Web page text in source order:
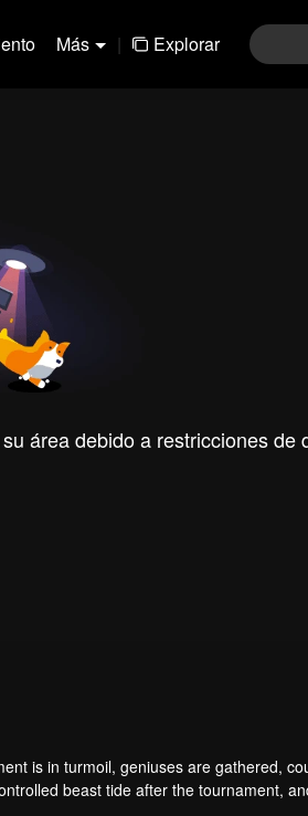
Más | Explorar
área debido a restricciones de
is in turmoil, geniuses are gathered,
beast tide after the tournament,